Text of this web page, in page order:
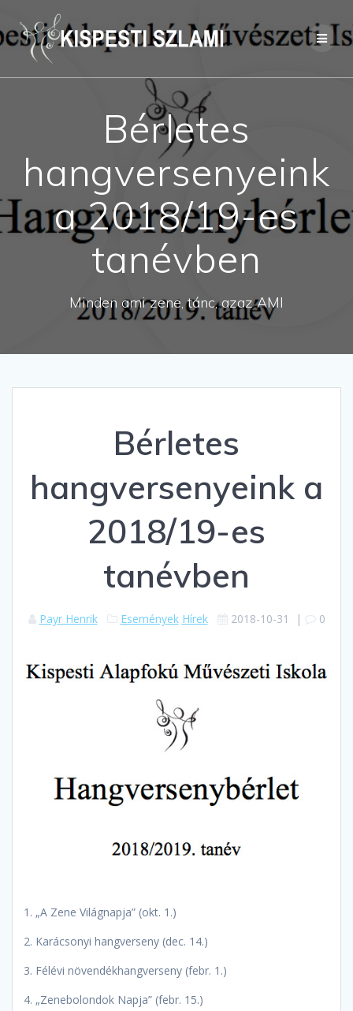
content
Bérletes
hangversenyeink
a 2018/19-es
tanévben
Minden ami zene, tánc, azaz AMI
Bérletes
hangversenyeink a
2018/19-es
tanévben
Payr Henrik Események Hírek 2018-10-31 | 0
1. „A Zene Világnapja” (okt. 1.)
2. Karácsonyi hangverseny (dec. 14.)
3. Félévi növendékhangverseny (febr. 1.)
4. „Zenebolondok Napja” (febr. 15.)